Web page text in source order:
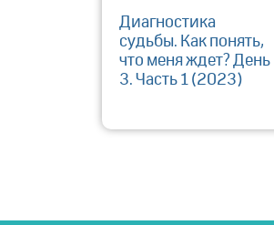
Диагностика
судьбы. Как понять,
что меня ждет? День
3. Часть 1 (2023)